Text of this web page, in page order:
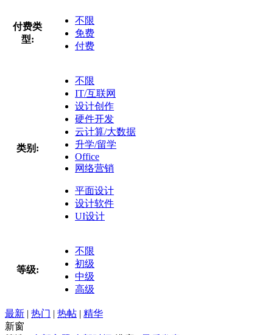
付费类
型:
不限
免费
付费
类别:
不限
IT/互联网
设计创作
硬件开发
云计算/大数据
升学/留学
Office
网络营销
平面设计
设计软件
UI设计
等级:
不限
初级
中级
高级
最新 | 热门 | 热帖 | 精华
新窗